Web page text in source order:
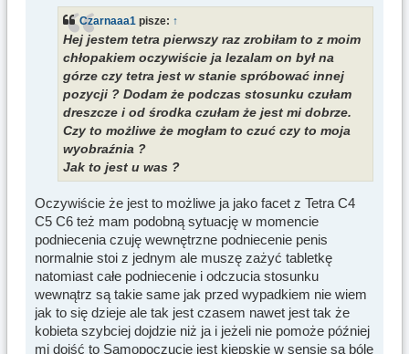
Czarnaaa1 pisze: ↑
Hej jestem tetra pierwszy raz zrobiłam to z moim
chłopakiem oczywiście ja lezalam on był na
górze czy tetra jest w stanie spróbować innej
pozycji ? Dodam że podczas stosunku czułam
dreszcze i od środka czułam że jest mi dobrze.
Czy to możliwe że mogłam to czuć czy to moja
wyobraźnia ?
Jak to jest u was ?
Oczywiście że jest to możliwe ja jako facet z Tetra C4
C5 C6 też mam podobną sytuację w momencie
podniecenia czuję wewnętrzne podniecenie penis
normalnie stoi z jednym ale muszę zażyć tabletkę
natomiast całe podniecenie i odczucia stosunku
wewnątrz są takie same jak przed wypadkiem nie wiem
jak to się dzieje ale tak jest czasem nawet jest tak że
kobieta szybciej dojdzie niż ja i jeżeli nie pomoże później
mi dojść to Samopoczucie jest kiepskie w sensie są bóle